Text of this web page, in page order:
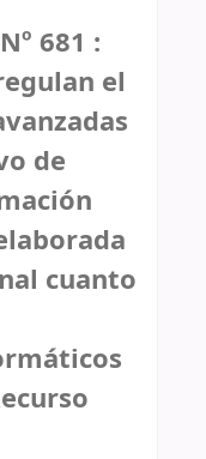
681 :
el
de
cuanto